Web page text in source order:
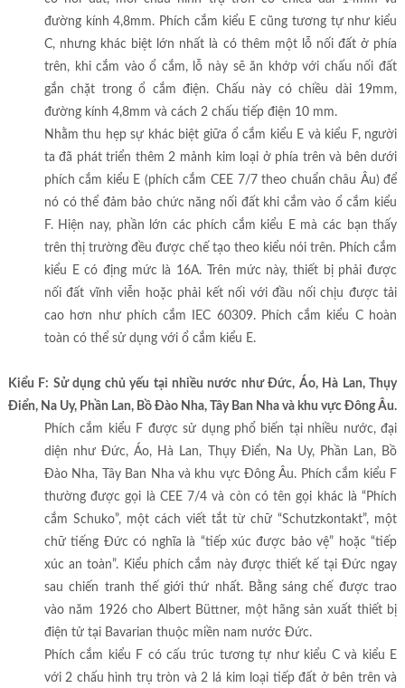
đường kính 4,8mm. Phích cắm kiểu E cũng tương tự như kiểu
C, nhưng khác biệt lớn nhất là có thêm một lỗ nối đất ở phía
trên, khi cắm vào ổ cắm, lỗ này sẽ ăn khớp với chấu nối đất
gắn chặt trong ổ cắm điện. Chấu này có chiều dài 19mm,
đường kính 4,8mm và cách 2 chấu tiếp điện 10 mm.
Nhằm thu hẹp sự khác biệt giữa ổ cắm kiểu E và kiểu F, người
ta đã phát triển thêm 2 mảnh kim loại ở phía trên và bên dưới
phích cắm kiểu E (phích cắm CEE 7/7 theo chuẩn châu Âu) để
nó có thể đảm bảo chức năng nối đất khi cắm vào ổ cắm kiểu
F. Hiện nay, phần lớn các phích cắm kiểu E mà các bạn thấy
trên thị trường đều được chế tạo theo kiểu nói trên. Phích cắm
kiểu E có địng mức là 16A. Trên mức này, thiết bị phải được
nối đất vĩnh viễn hoặc phải kết nối với đầu nối chịu được tải
cao hơn như phích cắm IEC 60309. Phích cắm kiểu C hoàn
toàn có thể sử dụng với ổ cắm kiểu E.
Kiểu F: Sử dụng chủ yếu tại nhiều nước như Đức, Áo, Hà Lan, Thụy
Điển, Na Uy, Phần Lan, Bồ Đào Nha, Tây Ban Nha và khu vực Đông Âu.
Phích cắm kiểu F được sử dụng phổ biến tại nhiều nước, đại
diện như Đức, Áo, Hà Lan, Thụy Điển, Na Uy, Phần Lan, Bồ
Đào Nha, Tây Ban Nha và khu vực Đông Âu. Phích cắm kiểu F
thường được gọi là CEE 7/4 và còn có tên gọi khác là “Phích
cắm Schuko”, một cách viết tắt từ chữ “Schutzkontakt”, một
chữ tiếng Đức có nghĩa là “tiếp xúc được bảo vệ” hoặc “tiếp
xúc an toàn”. Kiểu phích cắm này được thiết kế tại Đức ngay
sau chiến tranh thế giới thứ nhất. Bằng sáng chế được trao
vào năm 1926 cho Albert Büttner, một hãng sản xuất thiết bị
điện tử tại Bavarian thuộc miền nam nước Đức.
Phích cắm kiểu F có cấu trúc tương tự như kiểu C và kiểu E
với 2 chấu hình trụ tròn và 2 lá kim loại tiếp đất ở bên trên và